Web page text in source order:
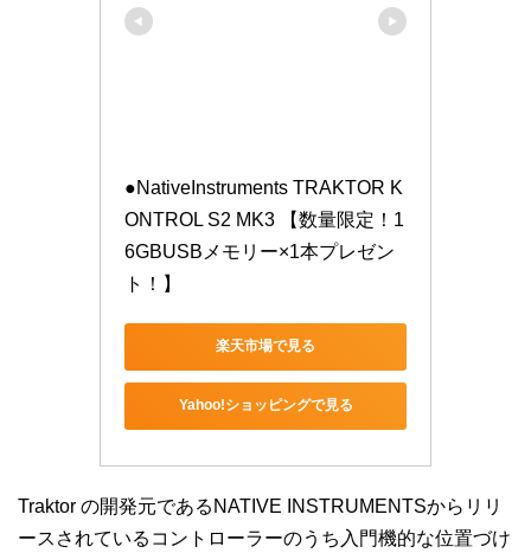
●NativeInstruments TRAKTOR K
ONTROL S2 MK3 【数量限定！1
6GBUSBメモリー×1本プレゼン
ト！】
楽天市場で見る
Yahoo!ショッピングで見る
Traktor の開発元であるNATIVE INSTRUMENTSからリリ
ースされているコントローラーのうち入門機的な位置づけ